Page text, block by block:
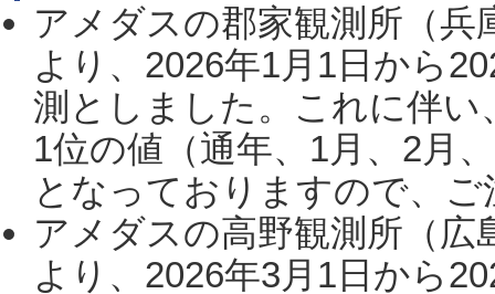
アメダスの郡家観測所（
より、2026年1月1日から
測としました。これに伴い
1位の値（通年、1月、2月
となっておりますので、
アメダスの高野観測所（
より、2026年3月1日から